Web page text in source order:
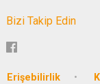
Bizi Takip Edin
Erişebilirlik